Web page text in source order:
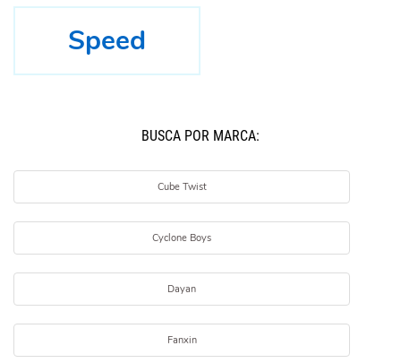
Speed
BUSCÁ POR MARCA:
Cube Twist
Cyclone Boys
Dayan
Fanxin